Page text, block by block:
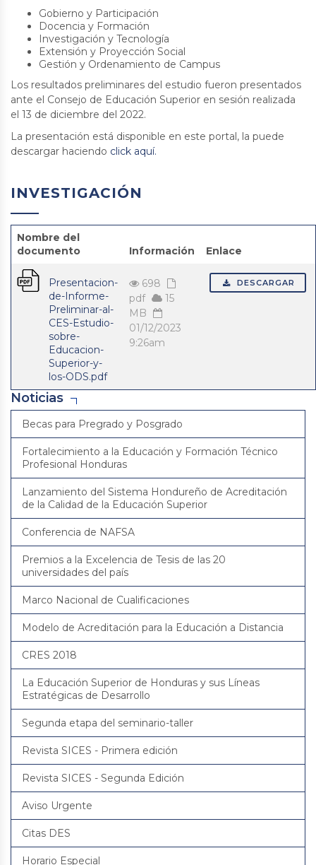
Gobierno y Participación
Docencia y Formación
Investigación y Tecnología
Extensión y Proyección Social
Gestión y Ordenamiento de Campus
Los resultados preliminares del estudio fueron presentados
ante el Consejo de Educación Superior en sesión realizada
el 13 de diciembre del 2022.
La presentación está disponible en este portal, la puede
descargar haciendo click aquí.
INVESTIGACIÓN
Nombre del
documento
Información Enlace
Presentacion-
de-Informe-
Preliminar-al-
CES-Estudio-
sobre-
Educacion-
Superior-y-
los-ODS.pdf
698
pdf
15
MB
01/12/2023
9:26am
DESCARGAR
Noticias
Becas para Pregrado y Posgrado
Fortalecimiento a la Educación y Formación Técnico
Profesional Honduras
Lanzamiento del Sistema Hondureño de Acreditación
de la Calidad de la Educación Superior
Conferencia de NAFSA
Premios a la Excelencia de Tesis de las 20
universidades del país
Marco Nacional de Cualificaciones
Modelo de Acreditación para la Educación a Distancia
CRES 2018
La Educación Superior de Honduras y sus Líneas
Estratégicas de Desarrollo
Segunda etapa del seminario-taller
Revista SICES - Primera edición
Revista SICES - Segunda Edición
Aviso Urgente
Citas DES
Horario Especial